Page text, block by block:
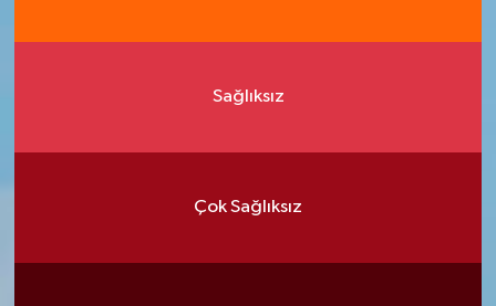
Sağlıksız
Çok Sağlıksız